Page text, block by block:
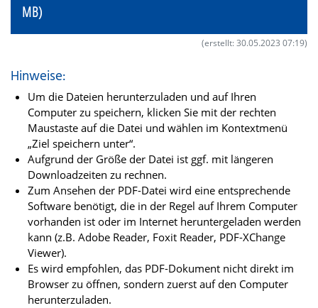
MB)
(erstellt: 30.05.2023 07:19)
Hinweise:
Um die Dateien herunterzuladen und auf Ihren
Computer zu speichern, klicken Sie mit der rechten
Maustaste auf die Datei und wählen im Kontextmenü
„Ziel speichern unter“.
Aufgrund der Größe der Datei ist ggf. mit längeren
Downloadzeiten zu rechnen.
Zum Ansehen der PDF-Datei wird eine entsprechende
Software benötigt, die in der Regel auf Ihrem Computer
vorhanden ist oder im Internet heruntergeladen werden
kann (z.B. Adobe Reader, Foxit Reader, PDF-XChange
Viewer).
Es wird empfohlen, das PDF-Dokument nicht direkt im
Browser zu öffnen, sondern zuerst auf den Computer
herunterzuladen.